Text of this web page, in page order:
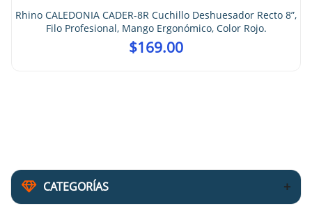
CATEGORÍAS
Rhino CALEDONIA CADER-8R Cuchillo Deshuesador Recto 8”,
Filo Profesional, Mango Ergonómico, Color Rojo.
$169.00